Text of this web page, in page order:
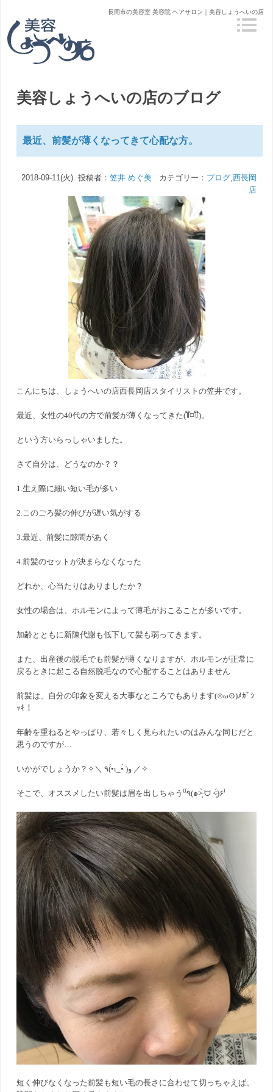
長岡市の美容室 美容院 ヘアサロン｜美容しょうへいの店
美容しょうへいの店のブログ
最近、前髪が薄くなってきて心配な方。
2018-09-11(火) 投稿者： 笠井 めぐ美カテゴリー： ブログ,西長岡
店
こんにちは、しょうへいの店西長岡店スタイリストの笠井です。
最近、女性の40代の方で前髪が薄くなってきた(꒦ິ⌑︎꒦ີ)。
という方いらっしゃいました。
さて自分は、どうなのか？？
1.生え際に細い短い毛が多い
2.このごろ髪の伸びが遅い気がする
3.最近、前髪に隙間があく
4.前髪のセットが決まらなくなった
どれか、心当たりはありましたか？
女性の場合は、ホルモンによって薄毛がおこることが多いです。
加齢とともに新陳代謝も低下して髪も弱ってきます。
また、出産後の脱毛でも前髪が薄くなりますが、ホルモンが正常に
戻るときに起こる自然脱毛なので心配することはありません
前髪は、自分の印象を変える大事なところでもあります(⊙︎ω⊙︎)ﾒｶﾞｼ
ｬｷ！
年齢を重ねるとやっぱり、若々しく見られたいのはみんな同じだと
思うのですが…
いかがでしょうか？✧︎＼ ٩(•́ι_•̀ )و ／✧︎
そこで、オススメしたい前髪は眉を出しちゃう⁽⁽٩(๑˃̶͈̀ ᗨ ˂̶͈́)۶⁾
短く伸びなくなった前髪も短い毛の長さに合わせて切っちゃえば、